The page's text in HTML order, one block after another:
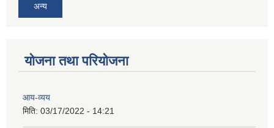
अन्य
योजना तथा परियोजना
आय-व्यय
मिति: 03/17/2022 - 14:21